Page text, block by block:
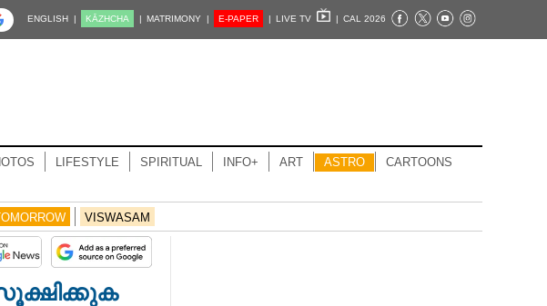
ENGLISH | KĀZHCHA | MATRIMONY | E-PAPER | LIVE TV | CAL 2026
LIFESTYLE SPIRITUAL INFO+ ART ASTRO CARTOONS
VISWASAM